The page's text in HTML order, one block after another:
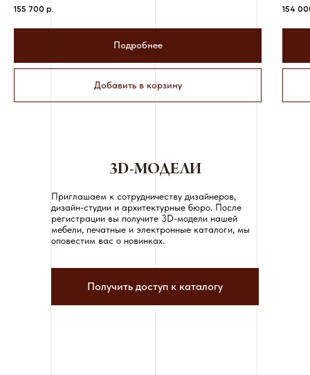
155 700 р.
Подробнее
Добавить в корзину
154
3D-МОДЕЛИ
Получить доступ к каталогу
Приглашаем к сотрудничеству дизайнеров,
дизайн-студии и архитектурные бюро. После
регистрации вы получите 3D-модели нашей
мебели, печатные и электронные каталоги, мы
оповестим вас о новинках.